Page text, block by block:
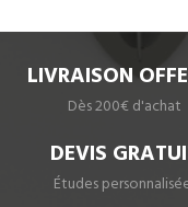
LIVRAISON
Dès 200€ d'achat
DEVIS
Études